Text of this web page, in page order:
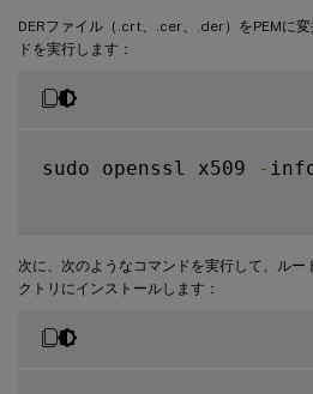
DERファイル（.crt、.cer、.der）をPEMに
ドを実行します：
sudo openssl x509 -
次に、次のようなコマンドを実行して、ルー
クトリにインストールします：